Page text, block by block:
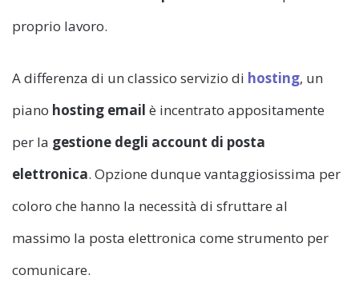
proprio lavoro.
A differenza di un classico servizio di hosting, un
piano hosting email è incentrato appositamente
per la gestione degli account di posta
elettronica. Opzione dunque vantaggiosissima per
coloro che hanno la necessità di sfruttare al
massimo la posta elettronica come strumento per
comunicare.